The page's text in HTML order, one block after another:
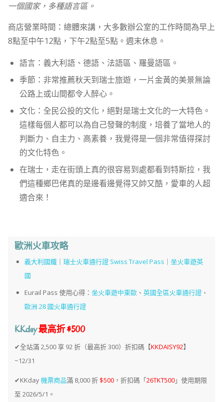
一個國家，多種語言區。
商店營業時間：總體來講，大多數辦公室的工作時間為早上
8點至中午12點，下午2點至5點。週末休息。
語言：義大利語、德語、法語區、羅曼語區。
季節：非常推薦秋天到瑞士旅遊，一片金黃的美景無論
公路上或山間都令人醉心。
文化：全民公投的文化，絕對是瑞士文化的一大特色。
這樣每個人都可以為自己發聲的制度，培養了當地人的
判斷力、自主力、高素養，我覺得是一個非常值得探討
的文化特色。
在瑞士，走在街頭上真的很容易到處都看到特斯拉，我
們這種鄉巴佬真的是邊看邊覺得又帥又酷，愛車的人超
適合來！
歐洲火車攻略
義大利國鐵 ｜ 瑞士火車通行證 Swiss Travel Pass ｜ 坐火車遊英
國
Eurail Pass 使用心得： 坐火車遊中東歐 、 英國全區火車通行證 、
歐洲 28 國火車通行證
KKday最高折 $500
✔全站滿 2,500 享 92 折（最高折 300）折扣碼【KKDAISY92】
~12/31
✔KKday機票商品滿 8,000 折 $500 ，折扣碼「26TKT500」使用期限
至 2026/5/1。